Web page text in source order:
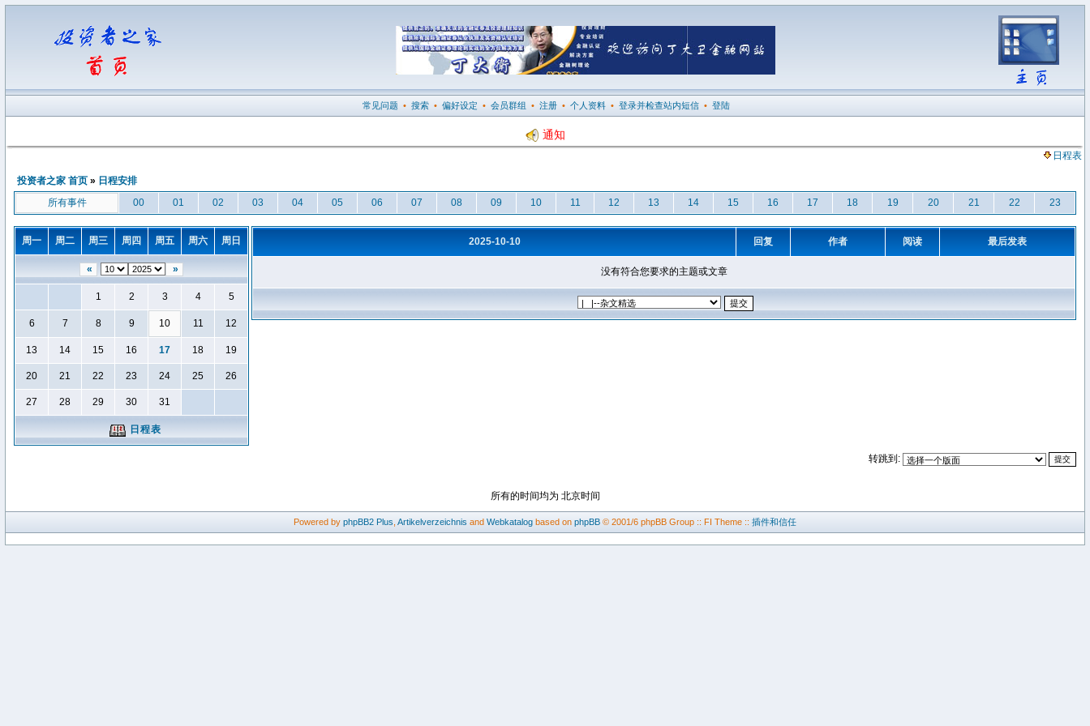
常见问题 • 搜索 • 偏好设定 • 会员群组 • 注册 • 个人资料 • 登录并检查站内短信 • 登陆
通知
日程表
投资者之家 首页 » 日程安排
所有事件
00 01 02 03 04 05 06 07 08 09 10 11 12 13 14 15 16 17 18 19 20 21 22 23
周一 周二 周三 周四 周五 周六 周日
« »
1 2 3 4 5
6 7 8 9 10 11 12
13 14 15 16 17 18 19
20 21 22 23 24 25 26
27 28 29 30 31
日程表
2025-10-10 回复 作者 阅读 最后发表
没有符合您要求的主题或文章
转跳到:
所有的时间均为 北京时间
Powered by phpBB2 Plus Artikelverzeichnis and Webkatalog based on phpBB © 2001/6 phpBB Group :: FI Theme :: 插件和信任